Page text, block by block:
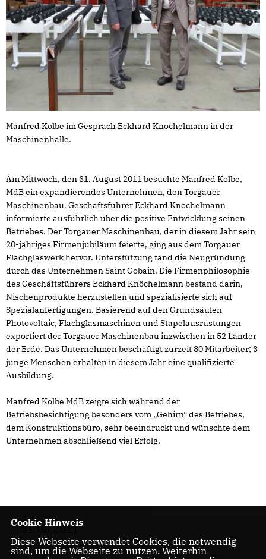
Manfred Kolbe im Gespräch Eckhard Knöchelmann in der
Maschinenhalle.
Am Mittwoch, den 31. August 2011 besuchte Manfred Kolbe,
MdB ein expandierendes Unternehmen, den Torgauer
Maschinenbau. Geschäftsführer Eckhard Knöchelmann
informierte ausführlich über die positive Entwicklung seinen
Betriebes. Der Torgauer Maschinenbau, der in diesem Jahr sein
20-jähriges Firmenjubiläum feierte, ging aus dem Torgauer
Flachglaswerk hervor. Unterstützung fand die Neugründung
durch das Unternehmen Saint Gobain. Die Firmenphilosophie
des Geschäftsführers Eckhard Knöchelmann bestand darin,
Nischenprodukte herzustellen und spezialisierte sich auf
Spezialanfertigungen. Basierend auf den Grundsäulen
Photovoltaic, Flachglasmaschinen und Stapelausrüstungen
exportiert der Torgauer Maschinenbau inzwischen in 52 Länder
der Erde. Das Unternehmen beschäftigt zurzeit 80 Mitarbeiter; 3
junge Menschen erhalten in diesem Jahr eine qualifizierte
Ausbildung.
Manfred Kolbe MdB zeigte sich während der
Betriebsbesichtigung besonders vom „Gehirn“ des Betriebes,
dem Konstruktionsbüro, sehr beeindruckt und wünschte dem
Unternehmen abschließend viel Erfolg.
31.08.2011
Cookie Hinweis
Diese Webseite verwendet Cookies, die notwendig
sind, um die Webseite zu nutzen. Weiterhin